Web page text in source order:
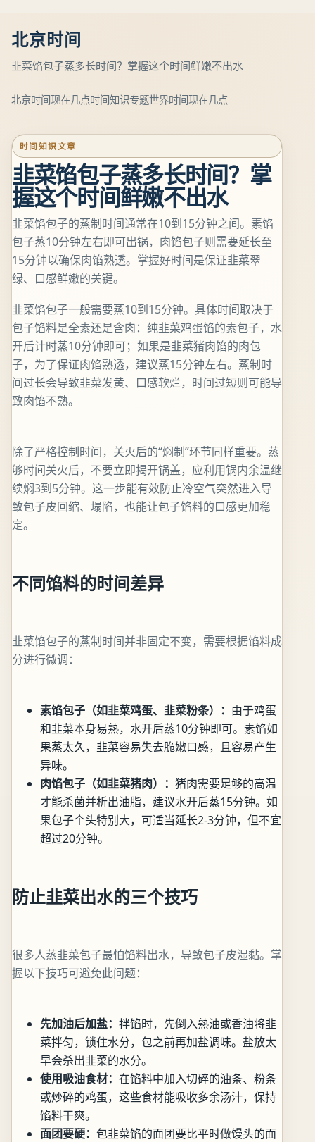
北京时间
韭菜馅包子蒸多长时间？掌握这个时间鲜嫩不出水
北京时间现在几点时间知识专题世界时间现在几点
时间知识文章
韭菜馅包子蒸多长时间？掌
握这个时间鲜嫩不出水
韭菜馅包子的蒸制时间通常在10到15分钟之间。素馅
包子蒸10分钟左右即可出锅，肉馅包子则需要延长至
15分钟以确保肉馅熟透。掌握好时间是保证韭菜翠
绿、口感鲜嫩的关键。
韭菜馅包子一般需要蒸10到15分钟。具体时间取决于
包子馅料是全素还是含肉：纯韭菜鸡蛋馅的素包子，水
开后计时蒸10分钟即可；如果是韭菜猪肉馅的肉包
子，为了保证肉馅熟透，建议蒸15分钟左右。蒸制时
间过长会导致韭菜发黄、口感软烂，时间过短则可能导
致肉馅不熟。
除了严格控制时间，关火后的“焖制”环节同样重要。蒸
够时间关火后，不要立即揭开锅盖，应利用锅内余温继
续焖3到5分钟。这一步能有效防止冷空气突然进入导
致包子皮回缩、塌陷，也能让包子馅料的口感更加稳
定。
不同馅料的时间差异
韭菜馅包子的蒸制时间并非固定不变，需要根据馅料成
分进行微调：
素馅包子（如韭菜鸡蛋、韭菜粉条）： 由于鸡蛋
和韭菜本身易熟，水开后蒸10分钟即可。素馅如
果蒸太久，韭菜容易失去脆嫩口感，且容易产生
异味。
肉馅包子（如韭菜猪肉）： 猪肉需要足够的高温
才能杀菌并析出油脂，建议水开后蒸15分钟。如
果包子个头特别大，可适当延长2-3分钟，但不宜
超过20分钟。
防止韭菜出水的三个技巧
很多人蒸韭菜包子最怕馅料出水，导致包子皮湿黏。掌
握以下技巧可避免此问题：
先加油后加盐： 拌馅时，先倒入熟油或香油将韭
菜拌匀，锁住水分，包之前再加盐调味。盐放太
早会杀出韭菜的水分。
使用吸油食材： 在馅料中加入切碎的油条、粉条
或炒碎的鸡蛋，这些食材能吸收多余汤汁，保持
馅料干爽。
面团要硬： 包韭菜馅的面团要比平时做馒头的面